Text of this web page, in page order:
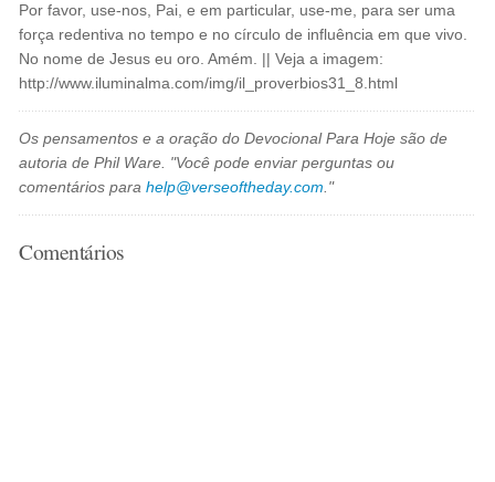
Por favor, use-nos, Pai, e em particular, use-me, para ser uma
força redentiva no tempo e no círculo de influência em que vivo.
No nome de Jesus eu oro. Amém. || Veja a imagem:
http://www.iluminalma.com/img/il_proverbios31_8.html
Os pensamentos e a oração do Devocional Para Hoje são de
autoria de Phil Ware. "Você pode enviar perguntas ou
comentários parahelp@verseoftheday.com ."
Comentários